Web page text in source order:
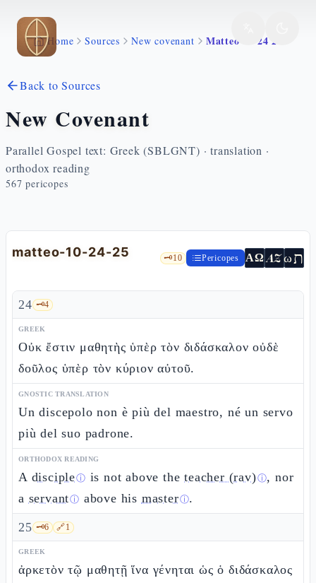
Skip to main content
Home Sources New covenant Matteo 10 24 25
Back to Sources
New Covenant
Parallel Gospel text: Greek (SBLGNT) · translation ·
orthodox reading
567 pericopes
matteo-10-24-25 🗝️10 Pericopes ΑΩ AZωת
24 🗝️4
GREEK
Οὐκ ἔστιν μαθητὴς ὑπὲρ τὸν διδάσκαλον οὐδὲ
δοῦλος ὑπὲρ τὸν κύριον αὐτοῦ.
GNOSTIC TRANSLATION
Un discepolo non è più del maestro, né un servo
più del suo padrone.
ORTHODOX READING
A discipleⓘ is not above theteacher (rav)ⓘ, nor
a servantⓘ above his masterⓘ.
25 🗝️6 🔗1
GREEK
ἀρκετὸν τῷ μαθητῇ ἵνα γένηται ὡς ὁ διδάσκαλος